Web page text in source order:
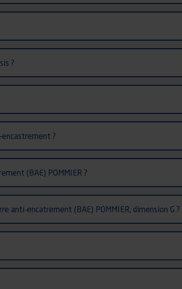
?
?
(BAE) POMMIER ?
anti-encatrement (BAE) POMMIER, dimension G ?